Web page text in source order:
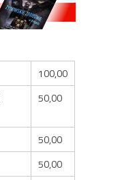
100,00
50,00
50,00
50,00